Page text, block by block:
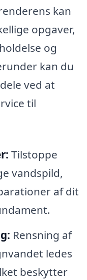
kan
opgaver,
og
kan du
ved at
til
Tilstoppe
vandspild,
af dit
Rensning af
ledes
beskytter